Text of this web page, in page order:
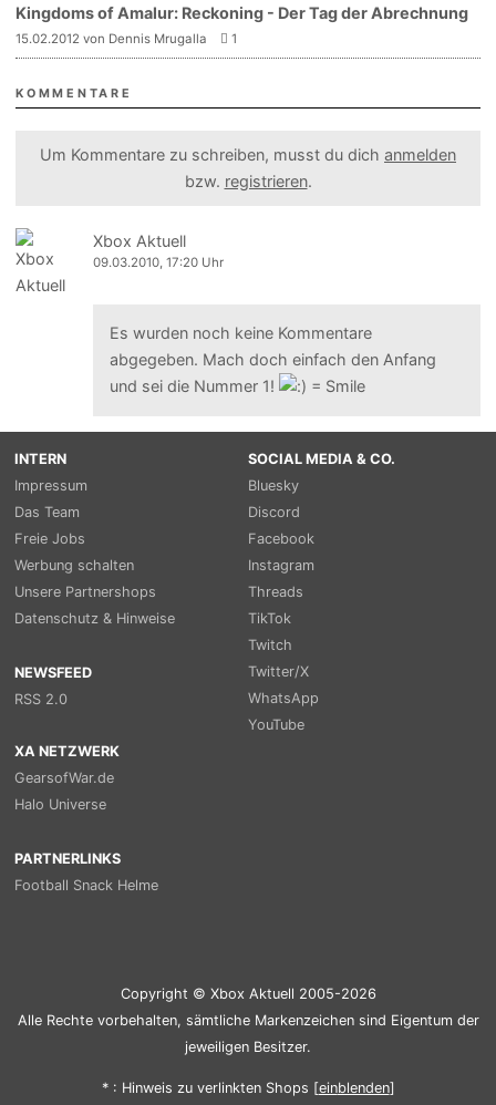
Kingdoms of Amalur: Reckoning - Der Tag der Abrechnung
15.02.2012 von Dennis Mrugalla 1
KOMMENTARE
Um Kommentare zu schreiben, musst du dich anmelden
bzw. registrieren.
Xbox Aktuell
09.03.2010, 17:20 Uhr
Es wurden noch keine Kommentare
abgegeben. Mach doch einfach den Anfang
und sei die Nummer 1!
INTERN
Impressum
Das Team
Freie Jobs
Werbung schalten
Unsere Partnershops
Datenschutz & Hinweise
NEWSFEED
RSS 2.0
SOCIAL MEDIA & CO.
Bluesky
Discord
Facebook
Instagram
Threads
TikTok
Twitch
Twitter/X
WhatsApp
YouTube
XA NETZWERK
GearsofWar.de
Halo Universe
PARTNERLINKS
Football Snack Helme
Copyright © Xbox Aktuell 2005-2026
Alle Rechte vorbehalten, sämtliche Markenzeichen sind Eigentum der
jeweiligen Besitzer.
* : Hinweis zu verlinkten Shops [einblenden]